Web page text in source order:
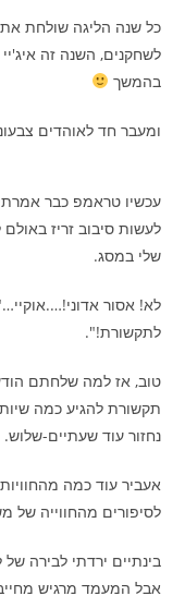
כל שנה הליגה שולחת
לשחקנים, השנה זה
בהמשך
ומעבר חד לאוהדים
עכשיו טראמפ כבר
לעשות סיבוב זריז
שלי במסג.
לתקשורת!".
טוב, אז למה שלחתם
תקשורת להגיע כמה
נחזור עוד שעתיים-שלוש.
לסיפורים מהחווייה של
בינתיים ירדתי לבירה
אבל המעמד מרגיש